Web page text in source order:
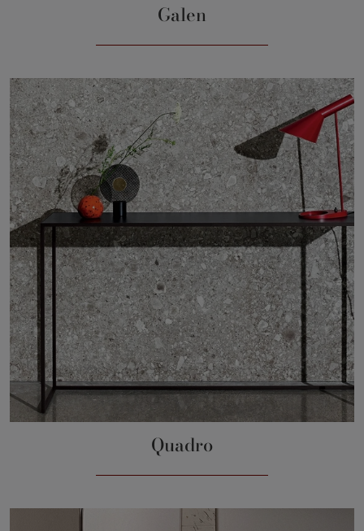
Galen
Quadro